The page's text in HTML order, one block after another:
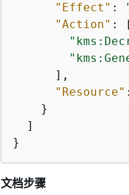
"Effect" :
"Action" :
      ],
"Resource"
    }
  ]
}
文档步骤